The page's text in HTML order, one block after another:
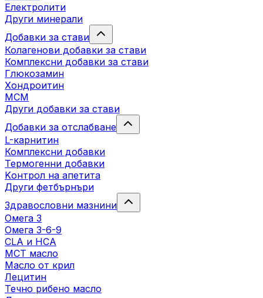
Електролити
Други минерали
Добавки за стави
Колагенови добавки за стави
Комплексни добавки за стави
Глюкозамин
Хондроитин
МСМ
Други добавки за стави
Добавки за отслабване
L-карнитин
Комплексни добавки
Термогенни добавки
Kонтрол на апетита
Други фетбърнъри
Здравословни мазнини
Омега 3
Омега 3-6-9
CLA и HCA
МСТ масло
Масло от крил
Лецитин
Течно рибено масло